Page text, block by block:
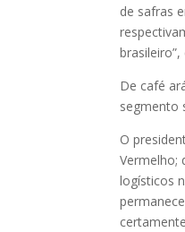
de safras
De café
segmento
O
Vermelho;
logísticos